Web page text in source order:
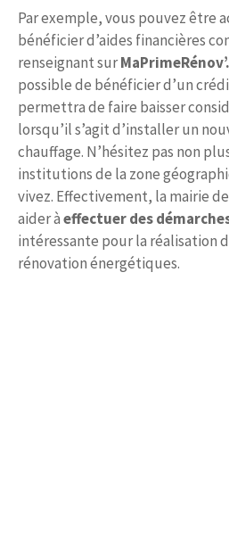
Par exemple, vous pouvez être
bénéficier d’aides financières
renseignant surMaPrimeRénov’.
possible de bénéficier d’un
permettra de faire baisser
lorsqu’il s’agit d’installer un
chauffage. N’hésitez pas non
institutions de la zone
vivez. Effectivement, la mairie
aider àeffectuer des
intéressante pour la réalisation
rénovation énergétiques.